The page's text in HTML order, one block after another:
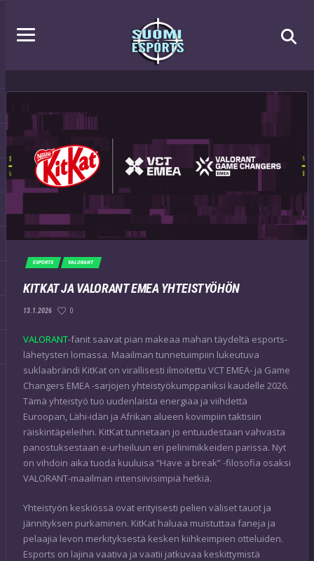
ESPORTS VALORANT
KITKAT JA VALORANT EMEA YHTEISTYÖHÖN
13.1.2026 0
VALORANT-fanit saavat pian makeaa mahan täydeltä esports-
lähetysten lomassa. Maailman tunnetuimpiin lukeutuva
suklaabrändi KitKat on virallisesti ilmoitettu VCT EMEA- ja Game
Changers EMEA -sarjojen yhteistyökumppaniksi kaudelle 2026.
Tämä yhteistyö tuo uudenlaista energiaa ja viihdettä
Euroopan, Lähi-idän ja Afrikan alueen kovimpiin taktisiin
räiskintäpeleihin. KitKat tunnetaan jo entuudestaan vahvasta
panostuksestaan e-urheiluun eri pelinimikkeiden parissa. Nyt
on vihdoin aika tuoda kuuluisa “Have a break” -filosofia osaksi
VALORANT-maailman intensiivisimpiä hetkiä.
Yhteistyön keskiössä ovat erityisesti pelien väliset tauot ja
jännityksen purkaminen. KitKat haluaa muistuttaa faneja ja
pelaajia levon merkityksestä kesken kiihkeimpien otteluiden.
Esports on lajina vaativa ja vaatii jatkuvaa keskittymistä